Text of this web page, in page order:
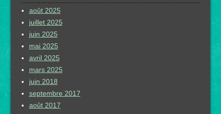
août 2025
juillet 2025
juin 2025
mai 2025
avril 2025
mars 2025
juin 2018
septembre 2017
août 2017